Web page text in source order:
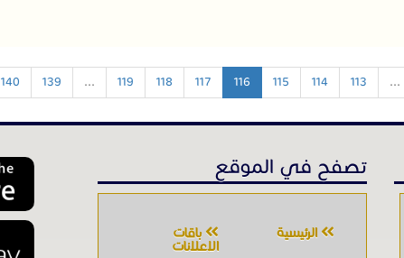
...
113
114
115
116
117
118
119
...
139
140
تصفح في الموقع
الرئيسية
باقات
الإعلانات